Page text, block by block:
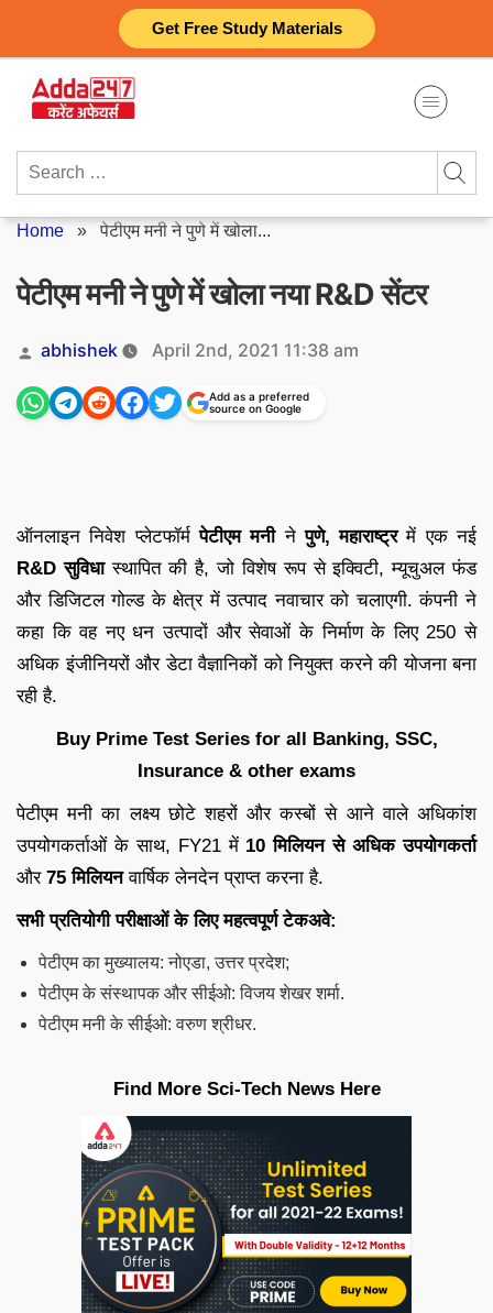
Get Free Study Materials
content
Search
Home »पेटीएम मनी ने पुणे में खोला...
पेटीएम मनी ने पुणे में खोला नया R&D सेंटर
Posted
by
abhishek April 2nd, 2021 11:38 am
Add as a preferred
source on Google
ऑनलाइन निवेश प्लेटफॉर्मपेटीएम मनीनेपुणे, महाराष्ट्रमें एक नई
R&D सुविधास्थापित की है, जो विशेष रूप से इक्विटी, म्यूचुअल फंड
और डिजिटल गोल्ड के क्षेत्र में उत्पाद नवाचार को चलाएगी. कंपनी ने
कहा कि वह नए धन उत्पादों और सेवाओं के निर्माण के लिए 250 से
अधिक इंजीनियरों और डेटा वैज्ञानिकों को नियुक्त करने की योजना बना
रही है.
Buy Prime Test Series for all Banking, SSC,
Insurance & other exams
पेटीएम मनी का लक्ष्य छोटे शहरों और कस्बों से आने वाले अधिकांश
उपयोगकर्ताओं के साथ, FY21 में 10 मिलियन से अधिक उपयोगकर्ता
और 75 मिलियनवार्षिक लेनदेन प्राप्त करना है.
सभी प्रतियोगी परीक्षाओं के लिए महत्वपूर्ण टेकअवे:
पेटीएम का मुख्यालय: नोएडा, उत्तर प्रदेश;
पेटीएम के संस्थापक और सीईओ: विजय शेखर शर्मा.
पेटीएम मनी के सीईओ: वरुण श्रीधर.
Find More Sci-Tech News Here